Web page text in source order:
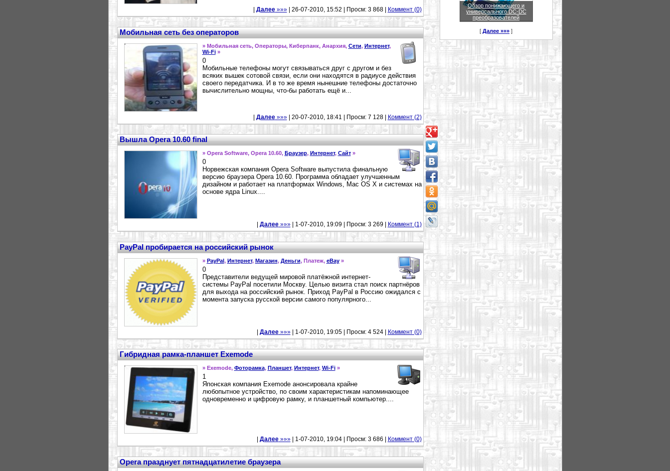
Далее»»»| 26-07-2010, 15:52 | Просм: 3 868 | Коммент (0)
Мобильная сеть без операторов
» Мобильная сеть, Операторы, Киберпанк, Анархия, Сети, Интернет,
Wi-Fi»
0
Мобильные телефоны могут связываться друг с другом и без
всяких вышек сотовой связи, если они находятся в радиусе действия
своего передатчика. И в то же время нынешние телефоны достаточно
вычислительно мощны, что-бы работать ещё и...
Далее»»»| 20-07-2010, 18:41 | Просм: 7 128 | Коммент (2)
Вышла Opera 10.60 final
» Opera Software, Opera 10.60, Браузер, Интернет, Сайт»
0
Норвежская компания Opera Software выпустила финальную
версию браузера Opera 10.60. Программа обладает улучшенным
дизайном и работает на платформах Windows, Mac OS X и системах на
основе ядра Linux....
Далее»»»| 1-07-2010, 19:09 | Просм: 3 269 | Коммент (1)
PayPal пробирается на российский рынок
» PayPal, Интернет, Магазин, Деньги, Платеж, eBay»
0
Представители ведущей мировой платёжной интернет-
системы PayPal посетили Москву. Целью визита стал поиск партнёров
для выхода на российский рынок. Приход PayPal в Россию ожидался с
момента запуска русской версии самого популярного...
Далее»»»| 1-07-2010, 19:05 | Просм: 4 524 | Коммент (0)
Гибридная рамка-планшет Exemode
» Exemode, Фоторамка, Планшет, Интернет, Wi-Fi»
1
Японская компания Exemode анонсировала крайне
любопытное устройство, по своим характеристикам напоминающее
одновременно и цифровую рамку, и планшетный компьютер....
Далее»»»| 1-07-2010, 19:04 | Просм: 3 686 | Коммент (0)
Opera празднует пятнадцатилетие браузера
Обзор понижающего и
универсального DC-DC
преобразователей
[ Далее »»» ]